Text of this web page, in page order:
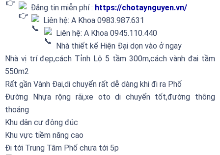
Đăng tin miễn phí : https://chotaynguyen.vn/
Liên hệ: A Khoa 0983.987.631
Liên hệ: A Khoa 0945.110.440
Nhà thiết kế Hiện Đại dọn vào ở ngay
Nhà vị trí đẹp,cách Tỉnh Lộ 5 tầm 300m,cách vành đai tầm
550m2
Rất gần Vành Đai,di chuyển rất dễ dàng khi đi ra Phố
Đường Nhựa rộng rãi,xe oto di chuyển tốt,đường thông
thoáng
Khu dân cư đông đúc
Khu vực tiềm năng cao
Đi tới Trung Tâm Phố chưa tới 5p